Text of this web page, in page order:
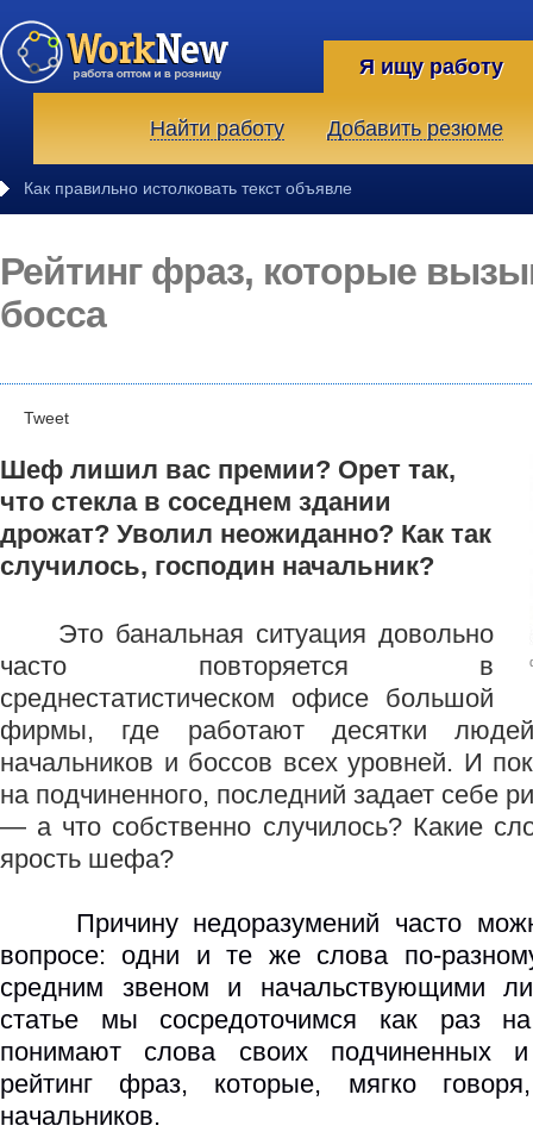
Я ищу работу
Найти работу Добавить резюме
Как правильно истолковать текст объявлений о вакансиях
Рейтинг фраз, которые
босса
Tweet
Шеф лишил ваc премии? Орет так,
что стекла в соседнем здании
дрожат? Уволил неожиданно? Как так
случилось, господин начальник?
Это банальная ситуация довольно
часто повторяется в
среднестатистическом офисе большой
фирмы, где работают десятки
начальников и боссов всех уровней. И
на подчиненного, последний задает себе
— а что собственно случилось? Какие
ярость шефа?
Причину недоразумений часто
вопросе: одни и те же слова по-
средним звеном и начальствующими
статье мы сосредоточимся как раз
понимают слова своих подчиненных
рейтинг фраз, которые, мягко
начальников.